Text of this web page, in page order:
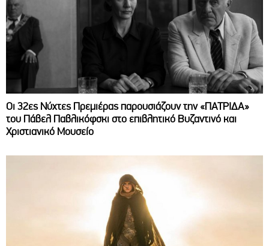
Οι 32ες Νύχτες Πρεμιέρας παρουσιάζουν την «ΠΑΤΡΙΔΑ»
του Πάβελ Παβλικόφσκι στο επιβλητικό Βυζαντινό και
Χριστιανικό Μουσείο